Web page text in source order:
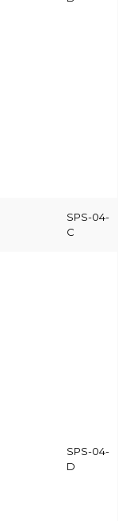
SPS-04-
C
SPS-04-
D